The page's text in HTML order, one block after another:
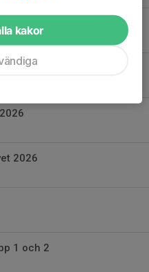
2026
2026 till Alma!
2026
1 och 2
kakor